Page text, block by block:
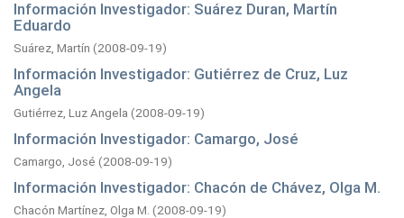
Información Investigador: Suárez Duran, Martín
Eduardo
Suárez, Martín (2008-09-19)
Información Investigador: Gutiérrez de Cruz, Luz
Angela
Gutiérrez, Luz Angela (2008-09-19)
Información Investigador: Camargo, José
Camargo, José (2008-09-19)
Información Investigador: Chacón de Chávez, Olga M.
Chacón Martínez, Olga M. (2008-09-19)